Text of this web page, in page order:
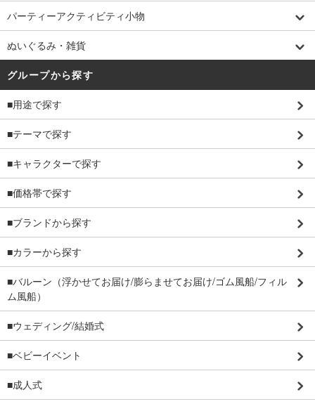
パーティーアクティビティ小物
ぬいぐるみ・雑貨
グループから探す
■用途で探す
■テーマで探す
■キャラクターで探す
■価格帯で探す
■ブランドから探す
■カラーから探す
■バルーン（浮かせてお届け/膨らませてお届け/ゴム風船/フィル
ム風船）
■ウェディング/結婚式
■ベビーイベント
■成人式